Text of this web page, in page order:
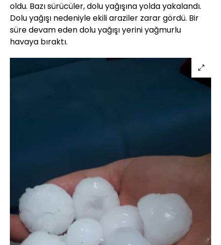
oldu. Bazı sürücüler, dolu yağışına yolda yakalandı.
Dolu yağışı nedeniyle ekili araziler zarar gördü. Bir
süre devam eden dolu yağışı yerini yağmurlu
havaya bıraktı.